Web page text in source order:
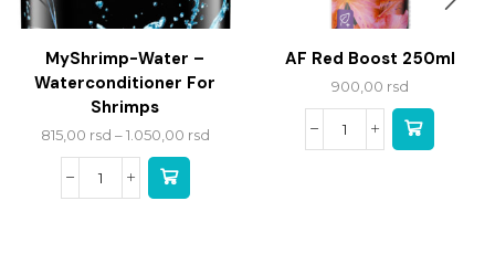
MyShrimp-Water –
Waterconditioner For
Shrimps
815,00 rsd –1.050,00 rsd
AF Red Boost 250ml
900,00 rsd